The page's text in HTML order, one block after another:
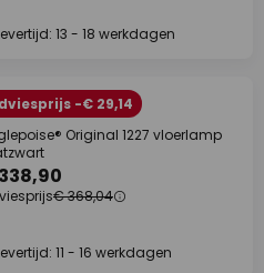
13 - 18 werkdagen
-€ 29,14
Original 1227 vloerlamp
€ 368,04
11 - 16 werkdagen